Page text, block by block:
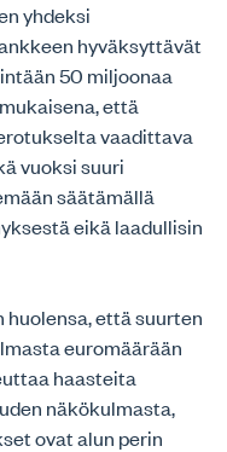
yhdeksi
hyväksyttävät
50 miljoonaa
että
vaadittava
vuoksi suuri
säätämällä
eikä laadullisin
että suurten
euromäärään
haasteita
näkökulmasta,
ovat alun perin